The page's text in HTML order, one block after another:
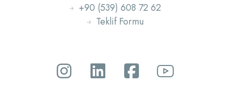
+90 (539) 608 72 62
Teklif Formu